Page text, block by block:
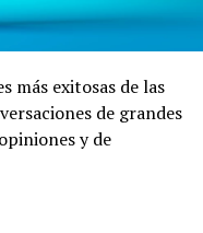
más exitosas de las
de grandes
y de